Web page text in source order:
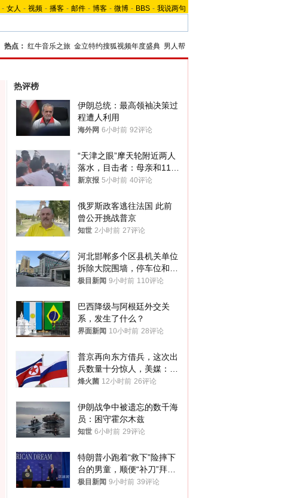
- 女人 - 视频 - 播客 - 邮件 - 博客 - 微博 - BBS - 我说两句
热点： 红牛音乐之旅 金立特约搜狐视频年度盛典 男人帮
热评榜
伊朗总统：最高领袖决策过
程遭人利用
海外网 6小时前 92评论
“天津之眼”摩天轮附近两人
落水，目击者：母亲和11岁
儿子先后被打捞上岸
新京报 5小时前 40评论
俄罗斯政客逃往法国 此前
曾公开挑战普京
知世 2小时前 27评论
河北邯郸多个区县机关单位
拆除大院围墙，停车位和厕
所免费开放，当地多部门回
极目新闻 9小时前 110评论
巴西降级与阿根廷外交关
系，发生了什么？
界面新闻 10小时前 28评论
普京再向东方借兵，这次出
兵数量十分惊人，美媒：俄
朝要动真格？
烽火菌 12小时前 26评论
伊朗战争中被遗忘的数千海
员：困守霍尔木兹
知世 6小时前 29评论
特朗普小跑着“救下”险摔下
台的男童，顺便“补刀”拜
登：“我可不想他像拜登一
极目新闻 9小时前 39评论